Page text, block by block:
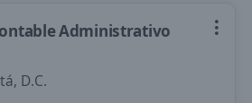
Administrativo
D.C.